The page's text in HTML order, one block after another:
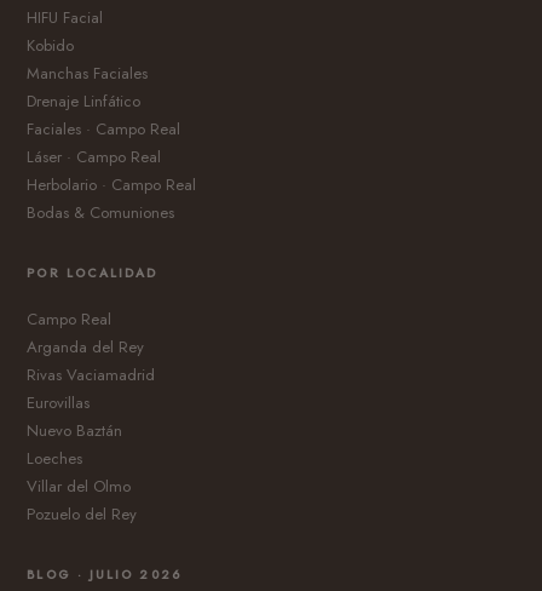
HIFU Facial
Kobido
Manchas Faciales
Drenaje Linfático
Faciales · Campo Real
Láser · Campo Real
Herbolario · Campo Real
Bodas & Comuniones
POR LOCALIDAD
Campo Real
Arganda del Rey
Rivas Vaciamadrid
Eurovillas
Nuevo Baztán
Loeches
Villar del Olmo
Pozuelo del Rey
BLOG · JULIO 2026